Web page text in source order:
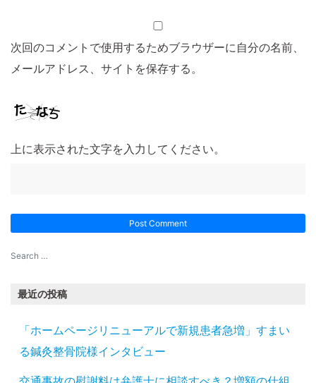
次回のコメントで使用するためブラウザーに自分の名前、
メールアドレス、サイトを保存する。
上に表示された文字を入力してください。
最近の投稿
「ホームページリニューアルで新規患者急増」すまい
る鍼灸整骨院様インタビュー